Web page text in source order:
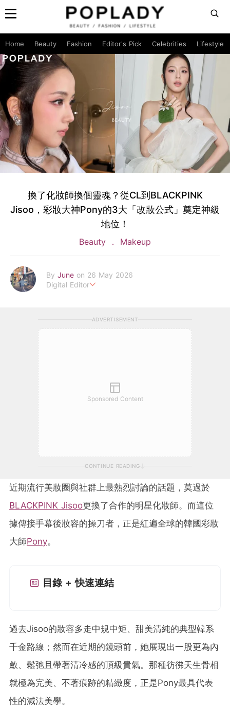
Home Beauty Fashion Editor's Pick Celebrities Lifestyle
換了化妝師換個靈魂？從CL到BLACKPINK
Jisoo，彩妝大神Pony的3大「改妝公式」奠定神級
地位！
Beauty Makeup
By June on 26 May 2026
Digital Editor
june.huang@poplady-mag.comADVERTISEMENT
Sponsored Content
CONTINUE READING
近期流行美妝圈與社群上最熱烈討論的話題，莫過於
BLACKPINK Jisoo更換了合作的明星化妝師。而這位
據傳接手幕後妝容的操刀者，正是紅遍全球的韓國彩妝
大師Pony。
目錄 + 快速連結
過去Jisoo的妝容多走中規中矩、甜美清純的典型韓系
千金路線；然而在近期的鏡頭前，她展現出一股更為內
斂、鬆弛且帶著清冷感的頂級貴氣。那種彷彿天生骨相
就極為完美、不著痕跡的精緻度，正是Pony最具代表
性的減法美學。